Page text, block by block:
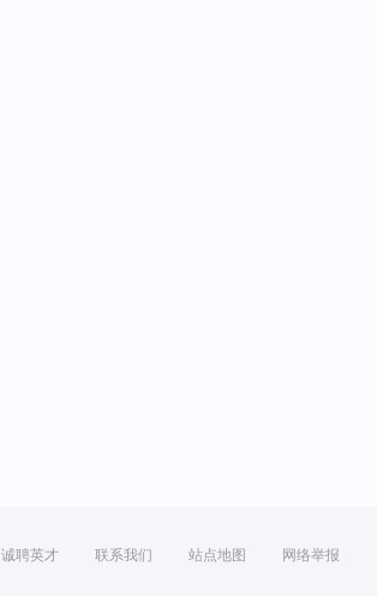
诚聘英才 联系我们 站点地图 网络举报